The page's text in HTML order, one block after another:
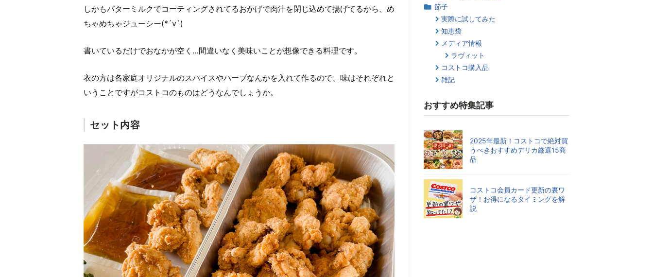
しかもバターミルクでコーティングされてるおかげで肉汁を閉じ込めて揚げてるから、め
ちゃめちゃジューシー(*´v`)
書いているだけでおなかが空く…間違いなく美味いことが想像できる料理です。
衣の方は各家庭オリジナルのスパイスやハーブなんかを入れて作るので、味はそれぞれと
いうことですがコストコのものはどうなんでしょうか。
セット内容
節子
実際に試してみた
知恵袋
メディア情報
ラヴィット
コストコ購入品
雑記
おすすめ特集記事
2025年最新！コストコで絶対買
うべきおすすめデリカ厳選15商
品
コストコ会員カード更新の裏ワ
ザ！お得になるタイミングを解
説